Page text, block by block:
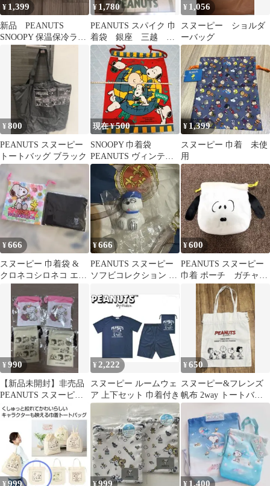
¥ 1,399
新品 PEANUTS
SNOOPY 保温保冷ラン
チバッグ巾着タイプ
¥ 1,780
PEANUTS スパイク 巾
着袋 銀座 三越 ス
ヌーピー
¥ 1,056
スヌーピー ショルダ
ーバッグ
¥800
PEANUTS スヌーピー
トートバッグ ブラック
現在 ¥500
SNOOPY 巾着袋
PEANUTS ヴィンテー
ジ
¥ 1,399
スヌーピー 巾着 未使
用
¥666
スヌーピー 巾着袋 &
クロネコシロネコ エコ
¥666
PEANUTS スヌーピー
ソフビコレクション オ
スコット
¥600
PEANUTS スヌーピー
巾着 ポーチ ガチャガ
¥990
【新品未開封】非売品
PEANUTS スヌーピー
巾着 4個セット
¥ 2,222
スヌーピー ルームウェ
ア 上下セット 巾着付き
¥650
スヌーピー&フレンズ
帆布 2way トートバッ
グ 巾着 エコバッグ
¥999 ¥999 ¥ 1,400